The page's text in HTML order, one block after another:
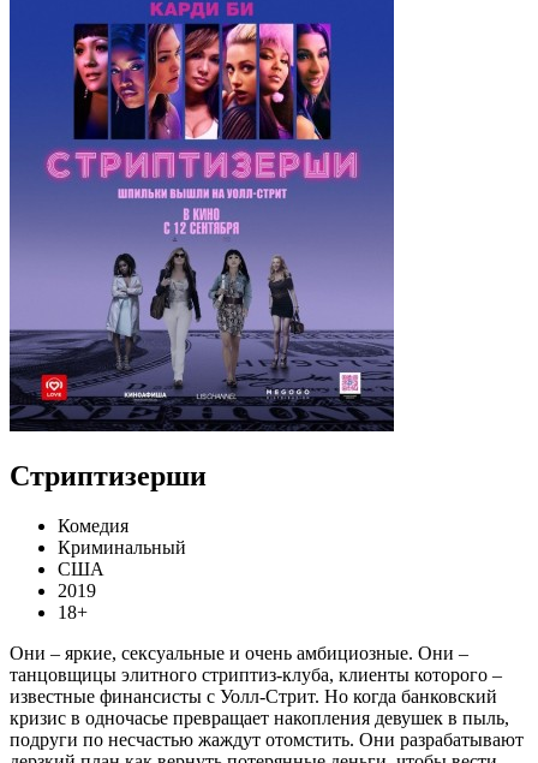
Стриптизерши
Комедия
Криминальный
США
2019
18+
Они – яркие, сексуальные и очень амбициозные. Они –
танцовщицы элитного стриптиз-клуба, клиенты которого –
известные финансисты с Уолл-Стрит. Но когда банковский
кризис в одночасье превращает накопления девушек в пыль,
подруги по несчастью жаждут отомстить. Они разрабатывают